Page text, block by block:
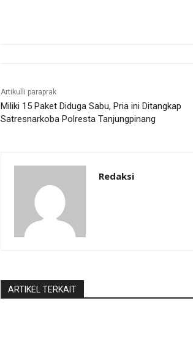
Artikulli paraprak
Miliki 15 Paket Diduga Sabu, Pria ini Ditangkap
Satresnarkoba Polresta Tanjungpinang
Redaksi
ARTIKEL TERKAIT